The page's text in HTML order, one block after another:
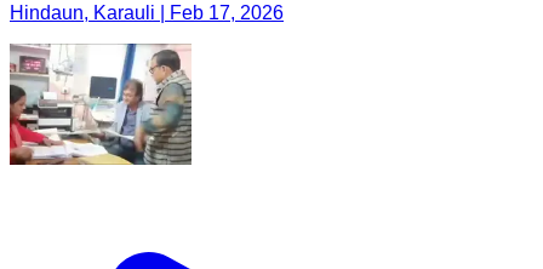
Hindaun, Karauli | Feb 17, 2026